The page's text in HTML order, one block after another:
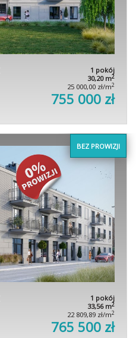
1 pokój
30,20 m2
25 000,00 zł/m2
755 000 zł
BEZ PROWIZJI
1 pokój
33,56 m2
22 809,89 zł/m2
765 500 zł